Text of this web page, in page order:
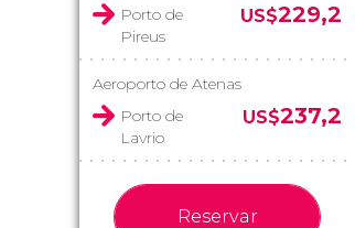
Porto de
Pireus
US$229,2
Aeroporto de Atenas
Porto de
Lavrio
US$237,2
Reservar